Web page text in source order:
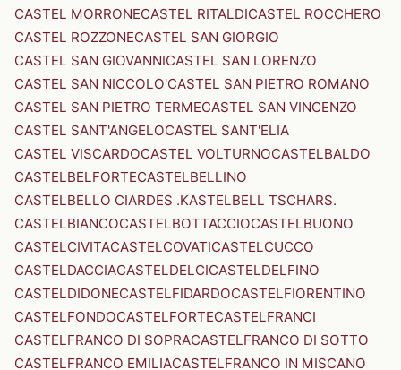
CASTEL MORRONECASTEL RITALDICASTEL ROCCHERO
CASTEL ROZZONECASTEL SAN GIORGIO
CASTEL SAN GIOVANNICASTEL SAN LORENZO
CASTEL SAN NICCOLO'CASTEL SAN PIETRO ROMANO
CASTEL SAN PIETRO TERMECASTEL SAN VINCENZO
CASTEL SANT'ANGELOCASTEL SANT'ELIA
CASTEL VISCARDOCASTEL VOLTURNOCASTELBALDO
CASTELBELFORTECASTELBELLINO
CASTELBELLO CIARDES .KASTELBELL TSCHARS.
CASTELBIANCOCASTELBOTTACCIOCASTELBUONO
CASTELCIVITACASTELCOVATICASTELCUCCO
CASTELDACCIACASTELDELCICASTELDELFINO
CASTELDIDONECASTELFIDARDOCASTELFIORENTINO
CASTELFONDOCASTELFORTECASTELFRANCI
CASTELFRANCO DI SOPRACASTELFRANCO DI SOTTO
CASTELFRANCO EMILIACASTELFRANCO IN MISCANO